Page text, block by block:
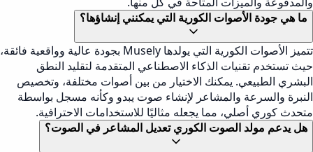
ما هي جودة الأصوات الكورية التي يمكنني إنشاؤها؟
تتميز الأصوات الكورية التي يولدها Musely بجودة عالية وواقعية فائقة،
حيث تستخدم تقنيات الذكاء الاصطناعي المتقدمة لتقليد النطق
البشري الطبيعي. يمكنك الاختيار من بين أصوات مختلفة، وتخصيص
النبرة والسرعة والمشاعر لإنشاء صوت يبدو وكأنه مسجل بواسطة
متحدث كوري أصلي، مما يجعله مثاليًا للاستخدامات الاحترافية.
هل يدعم مولد الصوت الكوري تعديل المشاعر في الصوت؟